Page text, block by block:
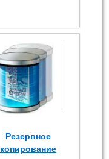
Резервное
копирование